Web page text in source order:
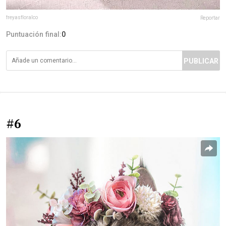
freyasfloralco Reportar
Puntuación final:0
PUBLICAR
#6